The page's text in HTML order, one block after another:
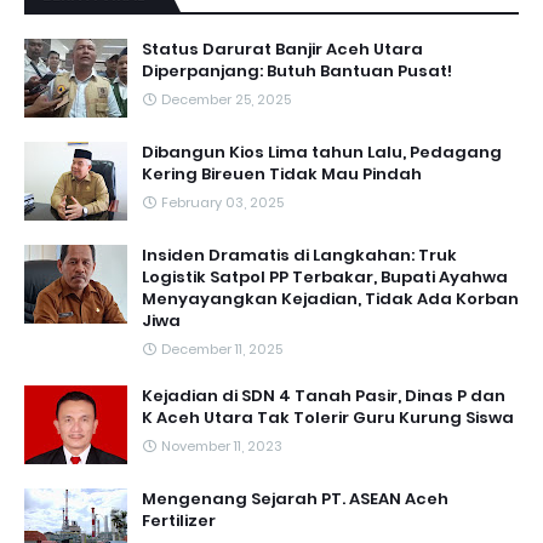
Status Darurat Banjir Aceh Utara
Diperpanjang: Butuh Bantuan Pusat!
December 25, 2025
Dibangun Kios Lima tahun Lalu, Pedagang
Kering Bireuen Tidak Mau Pindah
February 03, 2025
Insiden Dramatis di Langkahan: Truk
Logistik Satpol PP Terbakar, Bupati Ayahwa
Menyayangkan Kejadian, Tidak Ada Korban
Jiwa
December 11, 2025
Kejadian di SDN 4 Tanah Pasir, Dinas P dan
K Aceh Utara Tak Tolerir Guru Kurung Siswa
November 11, 2023
Mengenang Sejarah PT. ASEAN Aceh
Fertilizer